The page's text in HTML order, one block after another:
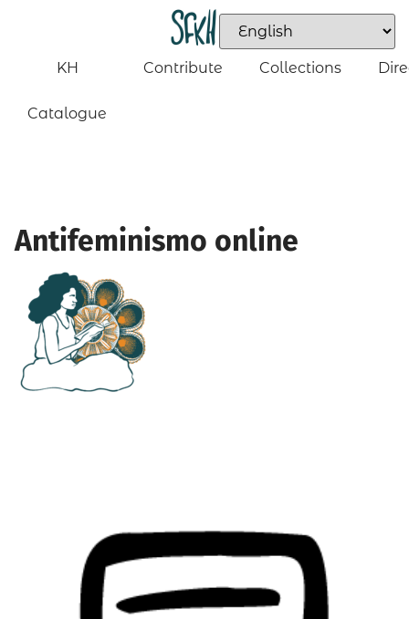
KH
Catalogue
Contribute Collections
Antifeminismo online